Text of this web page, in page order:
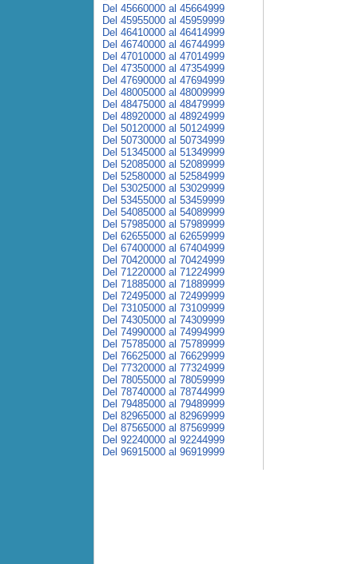
Del 45660000 al 45664999
Del 45955000 al 45959999
Del 46410000 al 46414999
Del 46740000 al 46744999
Del 47010000 al 47014999
Del 47350000 al 47354999
Del 47690000 al 47694999
Del 48005000 al 48009999
Del 48475000 al 48479999
Del 48920000 al 48924999
Del 50120000 al 50124999
Del 50730000 al 50734999
Del 51345000 al 51349999
Del 52085000 al 52089999
Del 52580000 al 52584999
Del 53025000 al 53029999
Del 53455000 al 53459999
Del 54085000 al 54089999
Del 57985000 al 57989999
Del 62655000 al 62659999
Del 67400000 al 67404999
Del 70420000 al 70424999
Del 71220000 al 71224999
Del 71885000 al 71889999
Del 72495000 al 72499999
Del 73105000 al 73109999
Del 74305000 al 74309999
Del 74990000 al 74994999
Del 75785000 al 75789999
Del 76625000 al 76629999
Del 77320000 al 77324999
Del 78055000 al 78059999
Del 78740000 al 78744999
Del 79485000 al 79489999
Del 82965000 al 82969999
Del 87565000 al 87569999
Del 92240000 al 92244999
Del 96915000 al 96919999